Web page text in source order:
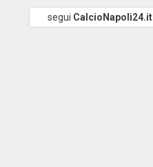
segui CalcioNapoli24.it